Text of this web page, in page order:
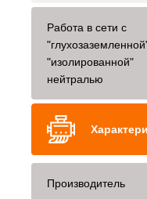
Работа в сети с
"изолированной"
нейтралью
Производитель